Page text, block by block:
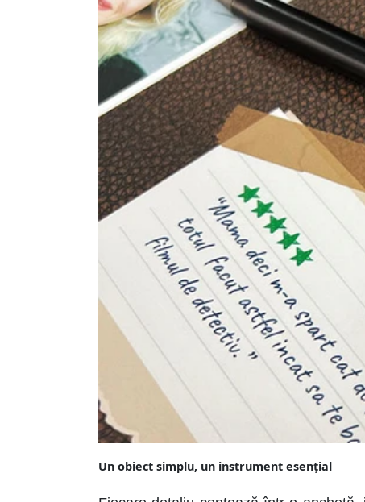
Un obiect simplu, un instrument esențial